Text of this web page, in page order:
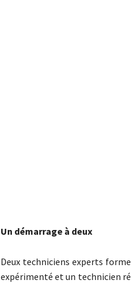
Un démarrage à deux
Deux techniciens experts
expérimenté et un technicien